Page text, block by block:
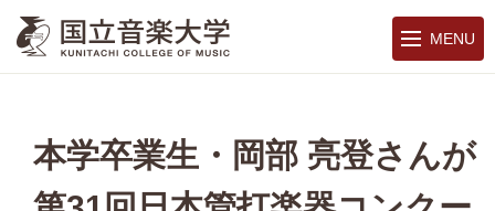
MENU
本学卒業生・岡部 亮登さんが